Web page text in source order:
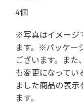
4個
※写真はイメージ
ます。※パッケー
ございます。また
も変更になってい
ました商品の表
ます。